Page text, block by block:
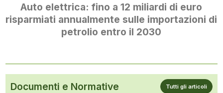
Auto elettrica: fino a 12 miliardi di euro
risparmiati annualmente sulle importazioni di
petrolio entro il 2030
Documenti e Normative Tutti gli articoli